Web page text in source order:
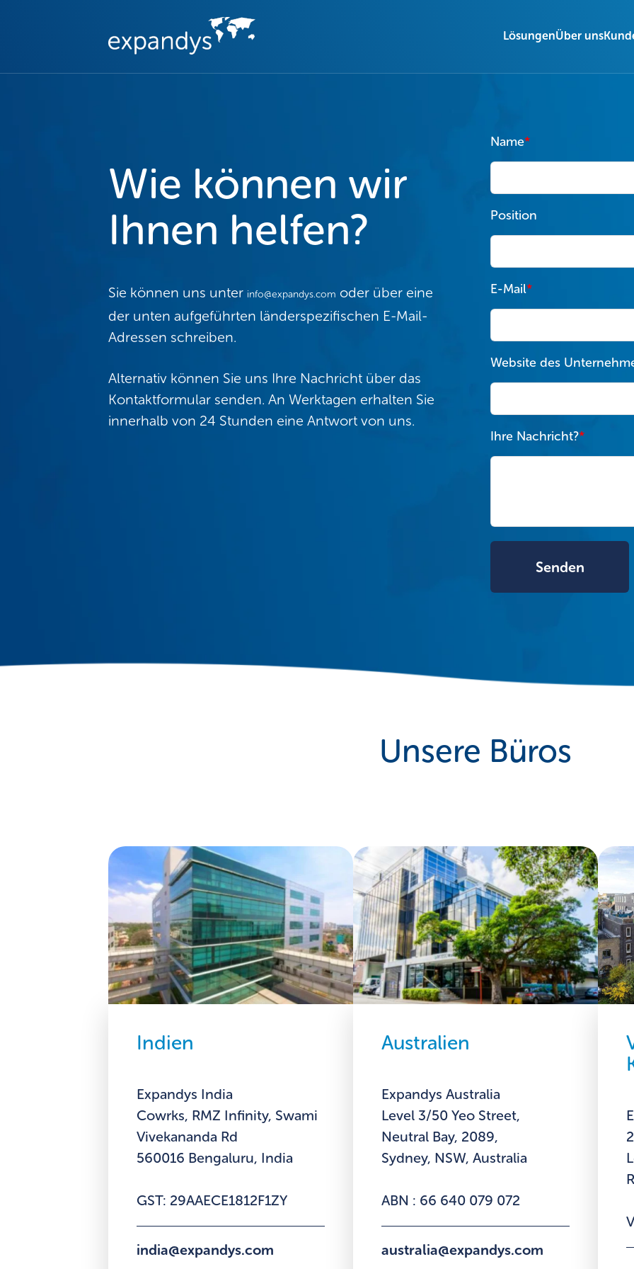
LösungenÜber uns
Wie können wir
Ihnen helfen?
Sie können uns unter info@expandys.com oder über eine
der unten aufgeführten länderspezifischen E-Mail-
Adressen schreiben.
Alternativ können Sie uns Ihre Nachricht über das
Kontaktformular senden. An Werktagen erhalten Sie
innerhalb von 24 Stunden eine Antwort von uns.
Name*
Position
E-Mail*
Website des
Ihre Nachricht?*
Unsere Büros
Indien
Expandys India
Cowrks, RMZ Infinity, Swami
Vivekananda Rd
560016 Bengaluru, India
GST: 29AAECE1812F1ZY
india@expandys.com
Australien
Expandys Australia
Level 3/50 Yeo Street,
Neutral Bay, 2089,
Sydney, NSW, Australia
ABN : 66 640 079 072
australia@expandys.com